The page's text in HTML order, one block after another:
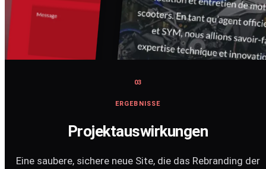
03
ERGEBNISSE
Projektauswirkungen
Eine saubere, sichere neue Site, die das Rebranding der